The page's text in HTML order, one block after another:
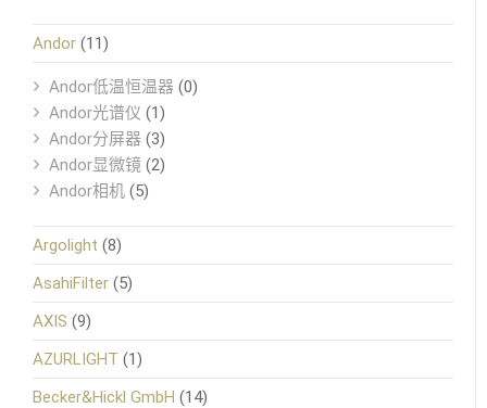
Andor (11)
Andor低温恒温器 (0)
Andor光谱仪 (1)
Andor分屏器 (3)
Andor显微镜 (2)
Andor相机 (5)
Argolight (8)
AsahiFilter (5)
AXIS (9)
AZURLIGHT (1)
Becker&Hickl GmbH (14)